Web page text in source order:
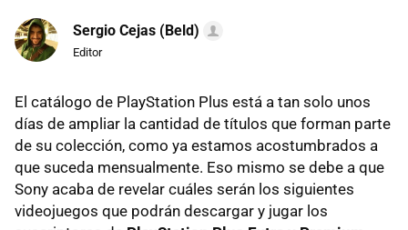
Sergio Cejas (Beld)
Editor
El catálogo de PlayStation Plus está a tan solo unos
días de ampliar la cantidad de títulos que forman parte
de su colección, como ya estamos acostumbrados a
que suceda mensualmente. Eso mismo se debe a que
Sony acaba de revelar cuáles serán los siguientes
videojuegos que podrán descargar y jugar los